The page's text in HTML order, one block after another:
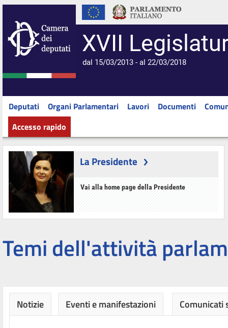
XVII
dal 15/03/2013 - al 22/03/2018
Deputati Organi Parlamentari Lavori Documenti
Accesso rapido
La Presidente
Vai alla home page della Presidente
Temi dell'attività
Notizie Eventi e manifestazioni Comunicati